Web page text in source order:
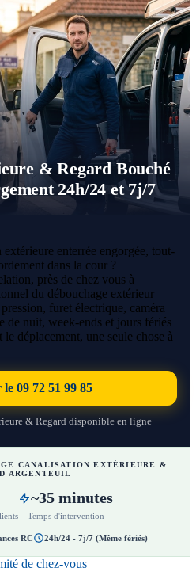
& Regard Bouché
24h/24 et 7j/7
enterrée engorgée, tout-
dans la cour ?
près de chez vous à
du débouchage extérieur
furet électrique, caméra
de nuit, week-ends et jours fériés
déplacement, une seule chose à
09 72 51 99 85
& Regard disponible en ligne
CANALISATION EXTÉRIEURE &
ARGENTEUIL
~35 minutes
Temps d'intervention
RC 24h/24 - 7j/7 (Même fériés)
de chez-vous